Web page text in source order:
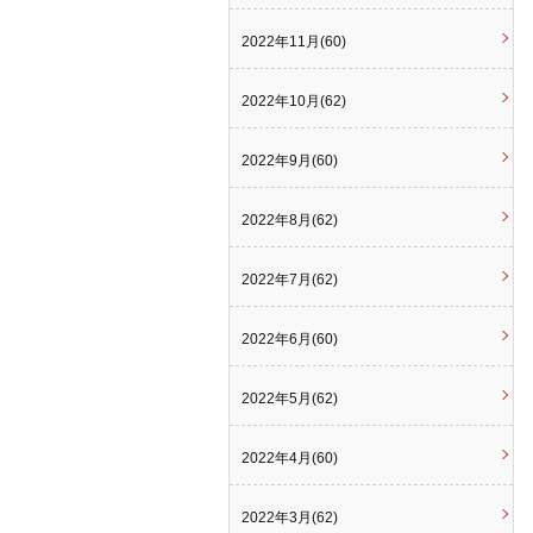
2022年11月(60)
2022年10月(62)
2022年9月(60)
2022年8月(62)
2022年7月(62)
2022年6月(60)
2022年5月(62)
2022年4月(60)
2022年3月(62)